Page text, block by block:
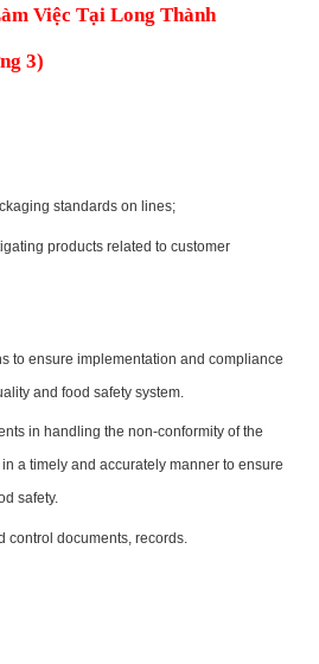
Việc Tại Long Thành
3)
standards on lines;
products related to customer
to ensure implementation and compliance
and food safety system.
in handling the non-conformity of the
a timely and accurately manner to ensure
safety.
control documents, records.